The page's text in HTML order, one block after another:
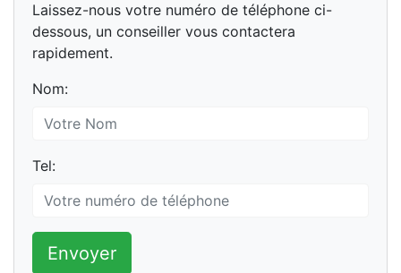
Laissez-nous votre numéro de téléphone ci-
dessous, un conseiller vous contactera
rapidement.
Nom:
Tel:
Envoyer